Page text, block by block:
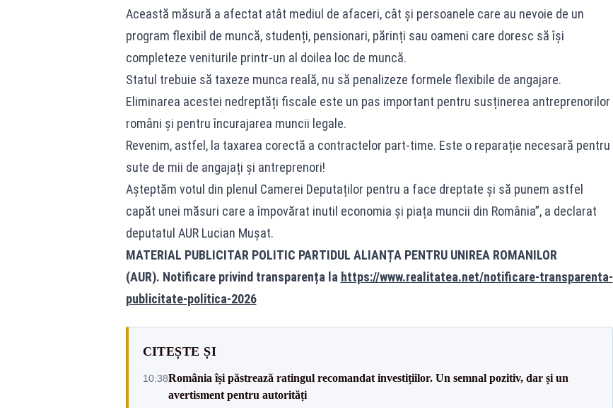
Această măsură a afectat atât mediul de afaceri, cât și persoanele care au nevoie de un
program flexibil de muncă, studenți, pensionari, părinți sau oameni care doresc să își
completeze veniturile printr-un al doilea loc de muncă.
Statul trebuie să taxeze munca reală, nu să penalizeze formele flexibile de angajare.
Eliminarea acestei nedreptăți fiscale este un pas important pentru susținerea antreprenorilor
români și pentru încurajarea muncii legale.
Revenim, astfel, la taxarea corectă a contractelor part-time. Este o reparație necesară pentru
sute de mii de angajați și antreprenori!
Așteptăm votul din plenul Camerei Deputaților pentru a face dreptate și să punem astfel
capăt unei măsuri care a împovărat inutil economia și piața muncii din România”, a declarat
deputatul AUR Lucian Mușat.
MATERIAL PUBLICITAR POLITIC PARTIDUL ALIANȚA PENTRU UNIREA ROMANILOR
(AUR). Notificare privind transparența la https://www.realitatea.net/notificare-transparenta-
publicitate-politica-2026
CITEȘTE ȘI
10:38România își păstrează ratingul recomandat investițiilor. Un semnal pozitiv, dar și un
avertisment pentru autorități